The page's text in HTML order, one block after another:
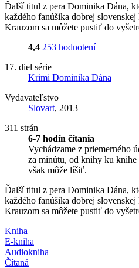
Ďalší titul z pera Dominika Dána,
každého fanúšika dobrej
Krauzom sa môžete pustiť do
4,4 253 hodnotení
17. diel série
Krimi Dominika Dána
Vydavateľstvo
Slovart, 2013
311 strán
6-7 hodín čítania
Vychádzame z priemerného
za minútu, od knihy ku
však môže líšiť.
Ďalší titul z pera Dominika Dána,
každého fanúšika dobrej
Krauzom sa môžete pustiť do
Kniha
E-kniha
Audiokniha
Čítaná